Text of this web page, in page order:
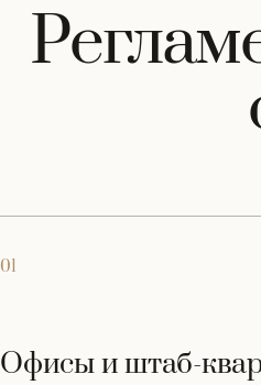
01
Офисы и штаб-